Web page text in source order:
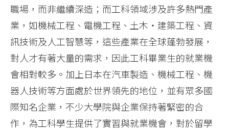
職場，而非繼續深造；而工科領域涉及許多熱門產
業，如機械工程、電機工程、土木‧建築工程、資
訊技術及人工智慧等，這些產業在全球蓬勃發展，
對人才有著大量的需求，因此工科畢業生的就業機
會相對較多。加上日本在汽車製造、機械工程、機
器人技術等方面處於世界領先的地位，並有眾多國
際知名企業，不少大學院與企業保持著緊密的合
作，為工科學生提供了實習與就業機會，對於留學